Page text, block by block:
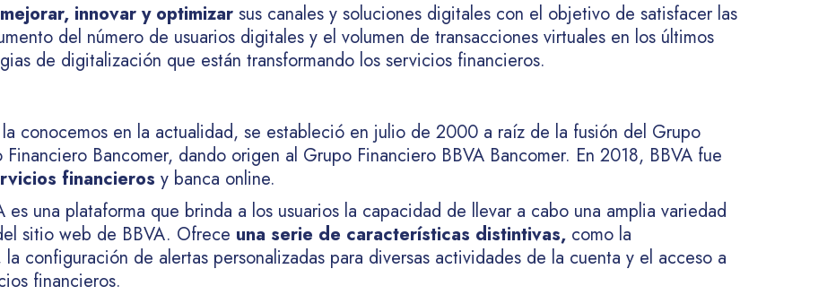
mejorar, innovar y optimizar sus canales y soluciones digitales con el objetivo de satisfacer las
del número de usuarios digitales y el volumen de transacciones virtuales en los últimos
de digitalización que están transformando los servicios financieros.
conocemos en la actualidad, se estableció en julio de 2000 a raíz de la fusión del Grupo
Bancomer, dando origen al Grupo Financiero BBVA Bancomer. En 2018, BBVA fue
financieros y banca online.
una plataforma que brinda a los usuarios la capacidad de llevar a cabo una amplia variedad
sitio web de BBVA. Ofrece una serie de características distintivas, como la
configuración de alertas personalizadas para diversas actividades de la cuenta y el acceso a
financieros.